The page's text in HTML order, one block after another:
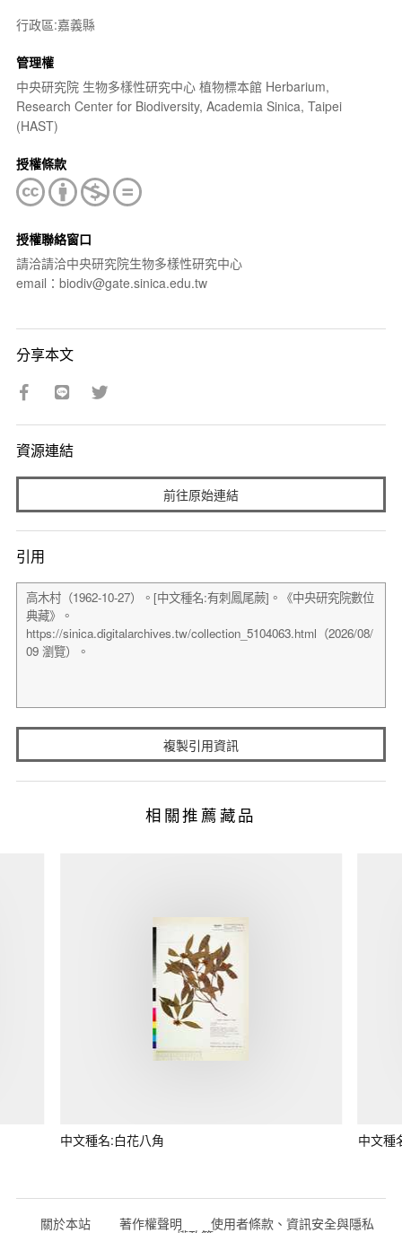
行政區:嘉義縣
管理權
中央研究院 生物多樣性研究中心 植物標本館 Herbarium,
Research Center for Biodiversity, Academia Sinica, Taipei
(HAST)
授權條款
授權聯絡窗口
請洽請洽中央研究院生物多樣性研究中心
email：biodiv@gate.sinica.edu.tw
分享本文
資源連結
前往原始連結
引用
複製引用資訊
相關推薦藏品
中文種名:白花八角 中文種
關於本站 著作權聲明 使用者條款、資訊安全與隱私